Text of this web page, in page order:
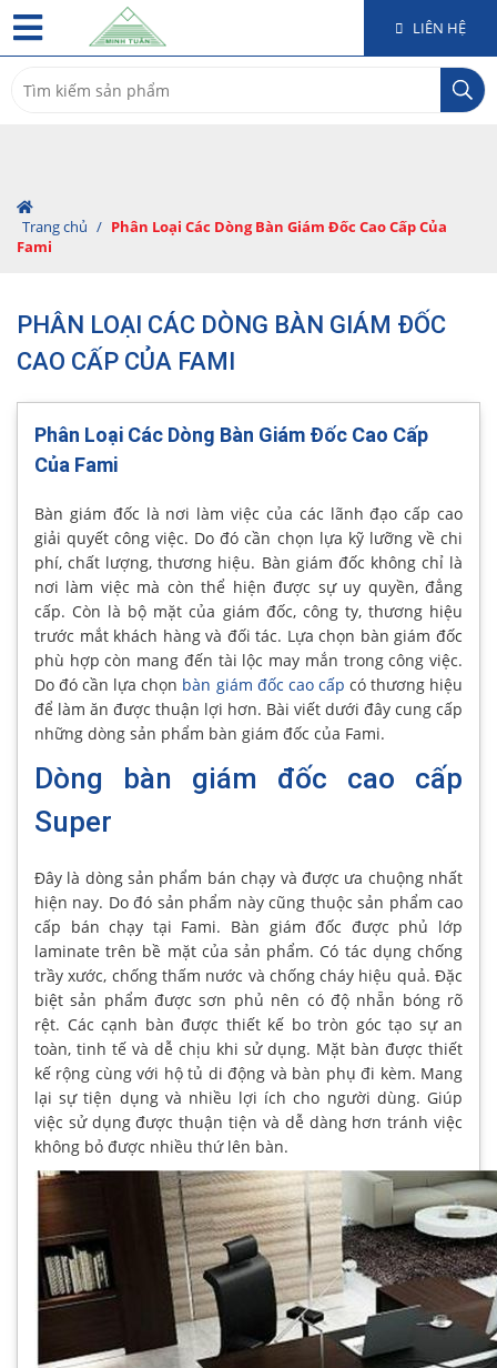
LIÊN HỆ
for:
Trang chủ / Phân Loại Các Dòng Bàn Giám Đốc Cao Cấp Của
Fami
PHÂN LOẠI CÁC DÒNG BÀN GIÁM ĐỐC
CAO CẤP CỦA FAMI
Phân Loại Các Dòng Bàn Giám Đốc Cao Cấp
Của Fami
Bàn giám đốc là nơi làm việc của các lãnh đạo cấp cao
giải quyết công việc. Do đó cần chọn lựa kỹ lưỡng về chi
phí, chất lượng, thương hiệu. Bàn giám đốc không chỉ là
nơi làm việc mà còn thể hiện được sự uy quyền, đẳng
cấp. Còn là bộ mặt của giám đốc, công ty, thương hiệu
trước mắt khách hàng và đối tác. Lựa chọn bàn giám đốc
phù hợp còn mang đến tài lộc may mắn trong công việc.
Do đó cần lựa chọn bàn giám đốc cao cấp có thương hiệu
để làm ăn được thuận lợi hơn. Bài viết dưới đây cung cấp
những dòng sản phẩm bàn giám đốc của Fami.
Dòng bàn giám đốc cao cấp
Super
Đây là dòng sản phẩm bán chạy và được ưa chuộng nhất
hiện nay. Do đó sản phẩm này cũng thuộc sản phẩm cao
cấp bán chạy tại Fami. Bàn giám đốc được phủ lớp
laminate trên bề mặt của sản phẩm. Có tác dụng chống
trầy xước, chống thấm nước và chống cháy hiệu quả. Đặc
biệt sản phẩm được sơn phủ nên có độ nhẵn bóng rõ
rệt. Các cạnh bàn được thiết kế bo tròn góc tạo sự an
toàn, tinh tế và dễ chịu khi sử dụng. Mặt bàn được thiết
kế rộng cùng với hộ tủ di động và bàn phụ đi kèm. Mang
lại sự tiện dụng và nhiều lợi ích cho người dùng. Giúp
việc sử dụng được thuận tiện và dễ dàng hơn tránh việc
không bỏ được nhiều thứ lên bàn.